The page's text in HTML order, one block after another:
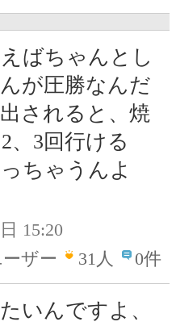
ばちゃんとし
が圧勝なんだ
されると、焼
、3回行ける
ちゃうんよ
15:20
ザー
31人 0件
いんですよ、